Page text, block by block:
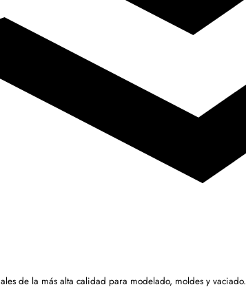
de la más alta calidad para modelado, moldes y vaciado.